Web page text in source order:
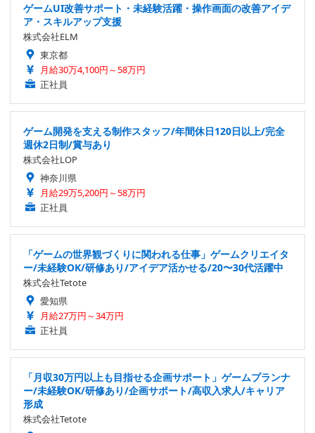
ゲームUI改善サポート・未経験活躍・操作画面の改善アイデ
ア・スキルアップ支援
株式会社ELM
東京都
月給30万4,100円～58万円
正社員
ゲーム開発を支える制作スタッフ/年間休日120日以上/完全
週休2日制/賞与あり
株式会社LOP
神奈川県
月給29万5,200円～58万円
正社員
「ゲームの世界観づくりに関われる仕事」ゲームクリエイタ
ー/未経験OK/研修あり/アイデア活かせる/20〜30代活躍中
株式会社Tetote
愛知県
月給27万円～34万円
正社員
「月収30万円以上も目指せる企画サポート」ゲームプランナ
ー/未経験OK/研修あり/企画サポート/高収入求人/キャリア
形成
株式会社Tetote